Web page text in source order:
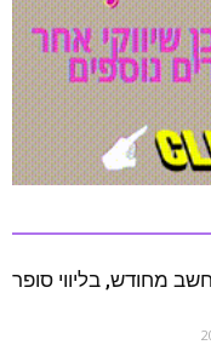
מחודש, בליווי סופר